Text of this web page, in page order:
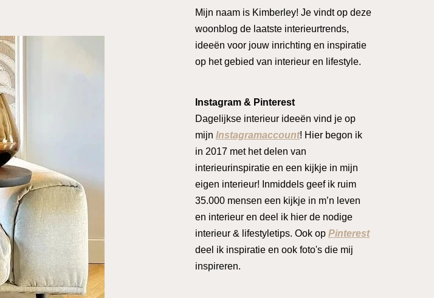
Mijn naam is Kimberley! Je vindt op deze
woonblog de laatste interieurtrends,
ideeën voor jouw inrichting en inspiratie
op het gebied van interieur en lifestyle.
Instagram & Pinterest
Dagelijkse interieur ideeën vind je op
mijn Instagramaccount! Hier begon ik
in 2017 met het delen van
interieurinspiratie en een kijkje in mijn
eigen interieur! Inmiddels geef ik ruim
35.000 mensen een kijkje in m’n leven
en interieur en deel ik hier de nodige
interieur & lifestyletips. Ook op Pinterest
deel ik inspiratie en ook foto's die mij
inspireren.